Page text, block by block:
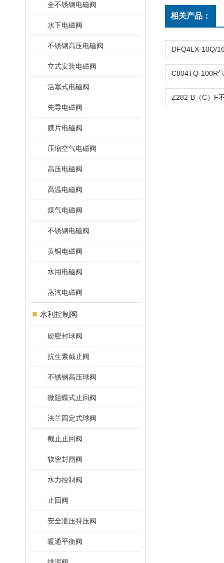
全不锈钢电磁阀
水下电磁阀
不锈钢高压电磁阀
立式安装电磁阀
活塞式电磁阀
先导电磁阀
膜片电磁阀
压缩空气电磁阀
高压电磁阀
高温电磁阀
煤气电磁阀
不锈钢电磁阀
黄铜电磁阀
水用电磁阀
蒸汽电磁阀
水利控制阀
硬密封球阀
抗生素截止阀
不锈钢高压球阀
微阻蝶式止回阀
法兰固定式球阀
截止止回阀
软密封闸阀
水力控制阀
止回阀
安全泄压持压阀
暖通平衡阀
相关产品：